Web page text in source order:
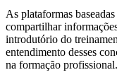
As plataformas
compartilhar
introdutório do
entendimento desses
na formação profissional.